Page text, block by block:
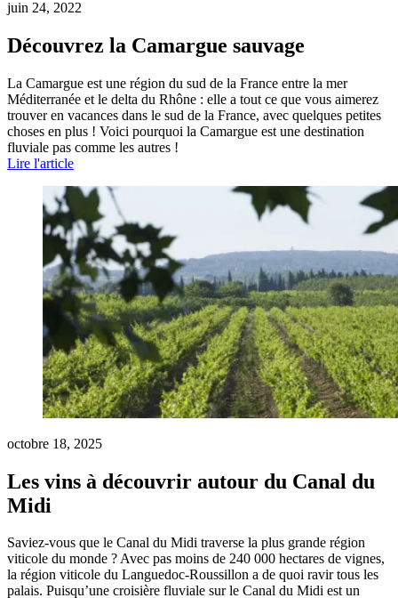
juin 24, 2022
Découvrez la Camargue sauvage
La Camargue est une région du sud de la France entre la mer
Méditerranée et le delta du Rhône : elle a tout ce que vous aimerez
trouver en vacances dans le sud de la France, avec quelques petites
choses en plus ! Voici pourquoi la Camargue est une destination
fluviale pas comme les autres !
Lire l'article
octobre 18, 2025
Les vins à découvrir autour du Canal du
Midi
Saviez-vous que le Canal du Midi traverse la plus grande région
viticole du monde ? Avec pas moins de 240 000 hectares de vignes,
la région viticole du Languedoc-Roussillon a de quoi ravir tous les
palais. Puisqu’une croisière fluviale sur le Canal du Midi est un